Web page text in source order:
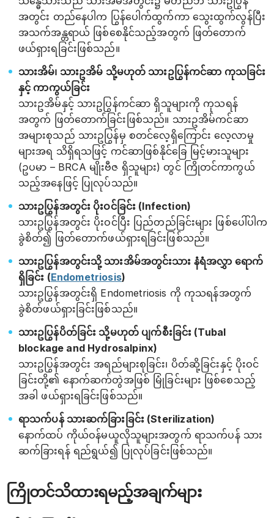
အတွင်း တည်နေပါက ပြွန်ပေါက်ထွက်ကာ သွေးထွက်လွန်ပြီး
အသက်အန္တရာယ် ဖြစ်စေနိုင်သည့်အတွက် ဖြတ်တောက်
ဖယ်ရှားရခြင်းဖြစ်သည်။
သားအိမ်၊ သားဥအိမ် သို့မဟုတ် သားဥပြွန်ကင်ဆာ ကုသခြင်း
နှင့် ကာကွယ်ခြင်း
သားဥအိမ်နှင့် သားဥပြွန်ကင်ဆာ ရှိသူများကို ကုသရန်
အတွက် ဖြတ်တောက်ခြင်းဖြစ်သည်။ သားဥအိမ်ကင်ဆာ
အများစုသည် သားဥပြွန်မှ စတင်လေ့ရှိကြောင်း လေ့လာမှု
များအရ သိရှိရသဖြင့် ကင်ဆာဖြစ်နိုင်ခြေ မြင့်မားသူများ
(ဥပမာ – BRCA မျိုးဗီဇ ရှိသူများ) တွင် ကြိုတင်ကာကွယ်
သည့်အနေဖြင့် ပြုလုပ်သည်။
သားဥပြွန်အတွင်း ပိုးဝင်ခြင်း (Infection)
သားဥပြွန်အတွင်း ပိုးဝင်ပြီး ပြည်တည်ခြင်းများ ဖြစ်ပေါ်ပါက
ခွဲစိတ်၍ ဖြတ်တောက်ဖယ်ရှားရခြင်းဖြစ်သည်။
သားဥပြွန်အတွင်းသို့ သားအိမ်အတွင်းသား နံရံအလွှာ ရောက်
ရှိခြင်း (Endometriosis)
သားဥပြွန်အတွင်းရှိ Endometriosis ကို ကုသရန်အတွက်
ခွဲစိတ်ဖယ်ရှားခြင်းဖြစ်သည်။
သားဥပြွန်ပိတ်ခြင်း သို့မဟုတ် ပျက်စီးခြင်း (Tubal
blockage and Hydrosalpinx)
သားဥပြွန်အတွင်း အရည်များစုခြင်း၊ ပိတ်ဆို့ခြင်းနှင့် ပိုးဝင်
ခြင်းတို့၏ နောက်ဆက်တွဲအဖြစ် မြုံခြင်းများ ဖြစ်စေသည့်
အခါ ဖယ်ရှားရခြင်းဖြစ်သည်။
ရာသက်ပန် သားဆက်ခြားခြင်း (Sterilization)
နောက်ထပ် ကိုယ်ဝန်မယူလိုသူများအတွက် ရာသက်ပန် သား
ဆက်ခြားရန် ရည်ရွယ်၍ ပြုလုပ်ခြင်းဖြစ်သည်။
ကြိုတင်သိထားရမည့်အချက်များ